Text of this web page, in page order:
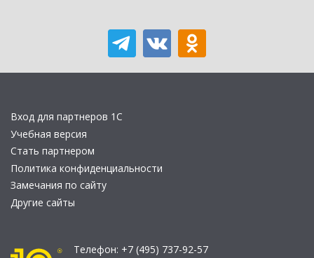
Вход для партнеров 1С
Учебная версия
Стать партнером
Политика конфиденциальности
Замечания по сайту
Другие сайты
Телефон: +7 (495) 737-92-57